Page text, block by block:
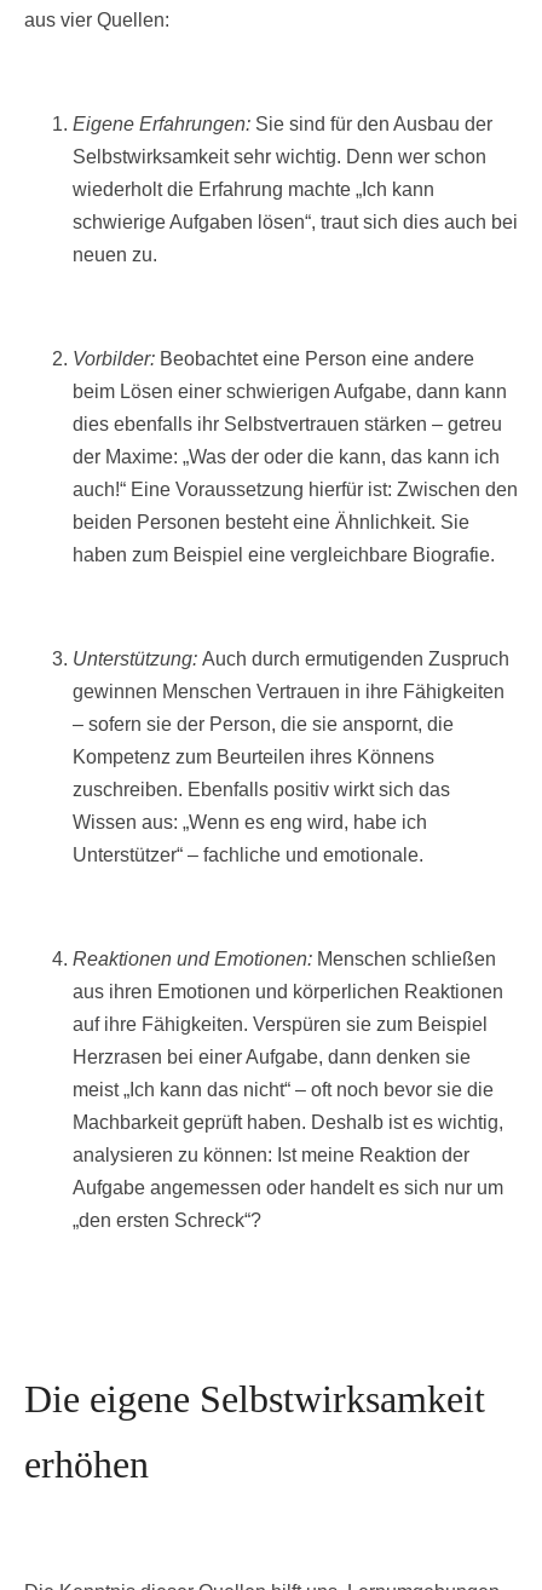
aus vier Quellen:
Eigene Erfahrungen: Sie sind für den Ausbau der
Selbstwirksamkeit sehr wichtig. Denn wer schon
wiederholt die Erfahrung machte „Ich kann
schwierige Aufgaben lösen“, traut sich dies auch bei
neuen zu.
Vorbilder: Beobachtet eine Person eine andere
beim Lösen einer schwierigen Aufgabe, dann kann
dies ebenfalls ihr Selbstvertrauen stärken – getreu
der Maxime: „Was der oder die kann, das kann ich
auch!“ Eine Voraussetzung hierfür ist: Zwischen den
beiden Personen besteht eine Ähnlichkeit. Sie
haben zum Beispiel eine vergleichbare Biografie.
Unterstützung: Auch durch ermutigenden Zuspruch
gewinnen Menschen Vertrauen in ihre Fähigkeiten
– sofern sie der Person, die sie anspornt, die
Kompetenz zum Beurteilen ihres Könnens
zuschreiben. Ebenfalls positiv wirkt sich das
Wissen aus: „Wenn es eng wird, habe ich
Unterstützer“ – fachliche und emotionale.
Reaktionen und Emotionen: Menschen schließen
aus ihren Emotionen und körperlichen Reaktionen
auf ihre Fähigkeiten. Verspüren sie zum Beispiel
Herzrasen bei einer Aufgabe, dann denken sie
meist „Ich kann das nicht“ – oft noch bevor sie die
Machbarkeit geprüft haben. Deshalb ist es wichtig,
analysieren zu können: Ist meine Reaktion der
Aufgabe angemessen oder handelt es sich nur um
„den ersten Schreck“?
Die eigene Selbstwirksamkeit
erhöhen